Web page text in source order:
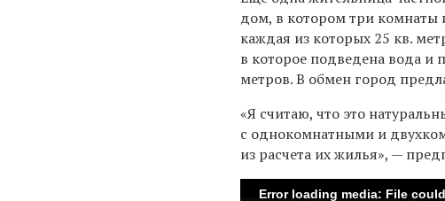
дом, в котором три комнаты
каждая из которых 25 кв.
в которое подведена вода и
метров. В обмен город
«Я считаю, что это
с однокомнатными и
из расчета их жилья», —
Error loading media: File